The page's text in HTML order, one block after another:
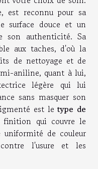
est reconnu pour sa
surface douce et un
son authenticité. Sa
aux taches, d'où la
de nettoyage et de
aniline, quant à lui,
légère qui lui
sans masquer son
est letype de
finition qui couvre le
de couleur
l'usure et les